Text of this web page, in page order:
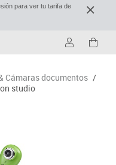
para ver tu tarifa de
Cámaras documentos /
studio